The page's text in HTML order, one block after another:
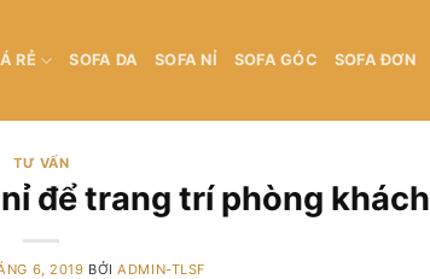
RẺ SOFA DA SOFA NỈ SOFA GÓC SOFA ĐƠN
TƯ VẤN
để trang trí phòng khách
6, 2019 BỞIADMIN-TLSF